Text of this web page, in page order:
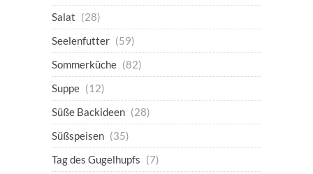
Salat (28)
Seelenfutter (59)
Sommerküche (82)
Suppe (12)
Süße Backideen (28)
Süßspeisen (35)
Tag des Gugelhupfs (7)